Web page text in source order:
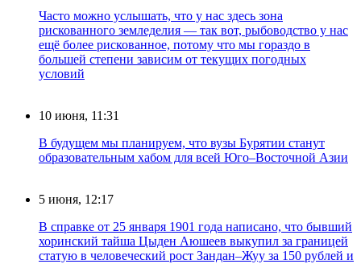
Часто можно услышать, что у нас здесь зона
рискованного земледелия — так вот, рыбоводство у нас
ещё более рискованное, потому что мы гораздо в
большей степени зависим от текущих погодных
условий
10 июня, 11:31
В будущем мы планируем, что вузы Бурятии станут
образовательным хабом для всей Юго–Восточной Азии
5 июня, 12:17
В справке от 25 января 1901 года написано, что бывший
хоринский тайша Цыден Аюшеев выкупил за границей
статую в человеческий рост Зандан–Жуу за 150 рублей и